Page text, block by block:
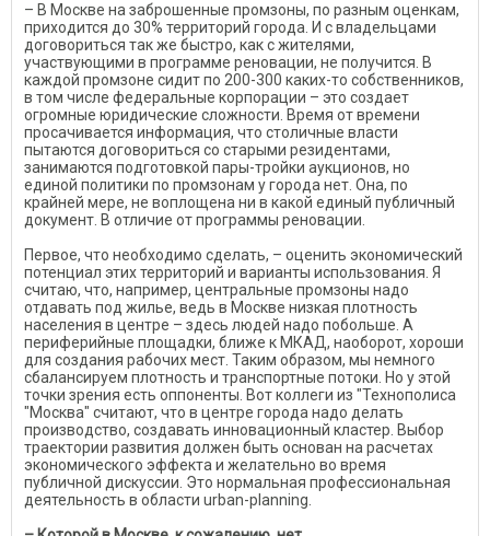
– В Москве на заброшенные промзоны, по разным оценкам,
приходится до 30% территорий города. И с владельцами
договориться так же быстро, как с жителями,
участвующими в программе реновации, не получится. В
каждой промзоне сидит по 200-300 каких-то собственников,
в том числе федеральные корпорации – это создает
огромные юридические сложности. Время от времени
просачивается информация, что столичные власти
пытаются договориться со старыми резидентами,
занимаются подготовкой пары-тройки аукционов, но
единой политики по промзонам у города нет. Она, по
крайней мере, не воплощена ни в какой единый публичный
документ. В отличие от программы реновации.
Первое, что необходимо сделать, – оценить экономический
потенциал этих территорий и варианты использования. Я
считаю, что, например, центральные промзоны надо
отдавать под жилье, ведь в Москве низкая плотность
населения в центре – здесь людей надо побольше. А
периферийные площадки, ближе к МКАД, наоборот, хороши
для создания рабочих мест. Таким образом, мы немного
сбалансируем плотность и транспортные потоки. Но у этой
точки зрения есть оппоненты. Вот коллеги из "Технополиса
"Москва" считают, что в центре города надо делать
производство, создавать инновационный кластер. Выбор
траектории развития должен быть основан на расчетах
экономического эффекта и желательно во время
публичной дискуссии. Это нормальная профессиональная
деятельность в области urban-planning.